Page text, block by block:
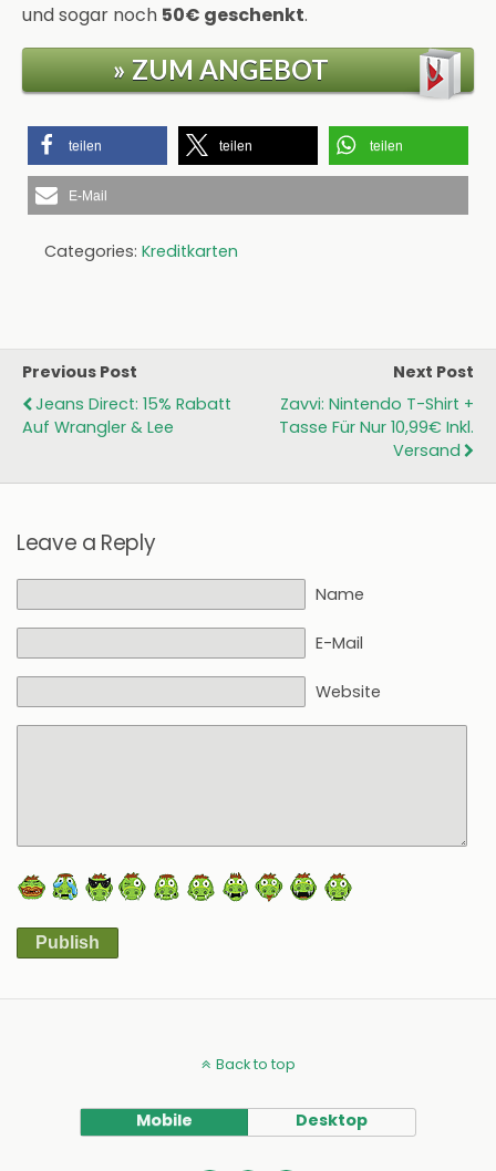
und sogar noch 50€ geschenkt.
» ZUM ANGEBOT
teilen teilen teilen
E-Mail
Categories: Kreditkarten
Previous Post
Jeans Direct: 15% Rabatt
Auf Wrangler & Lee
Next Post
Zavvi: Nintendo T-Shirt +
Tasse Für Nur 10,99€ Inkl.
Versand
Leave a Reply
Name
E-Mail
Website
Publish
Back to top
Mobile Desktop